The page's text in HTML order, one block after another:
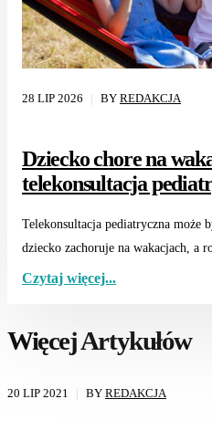
28 LIP 2026 BY REDAKCJA
Dziecko chore na
telekonsultacja
Telekonsultacja pediatryczna może
dziecko zachoruje na wakacjach, a
Czytaj więcej...
Więcej Artykułów
20 LIP 2021 BY REDAKCJA